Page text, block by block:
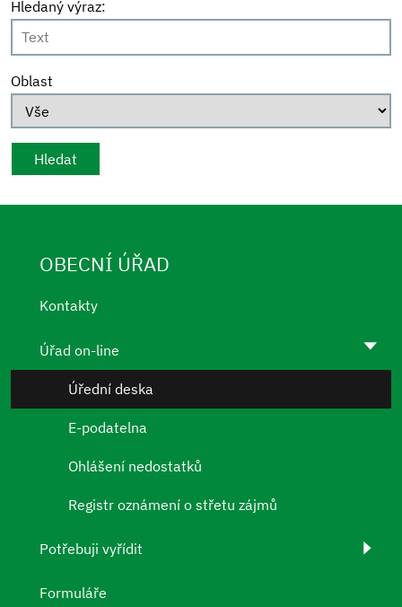
Hledaný výraz:
Oblast
OBECNÍ ÚŘAD
Kontakty
Úřad on-line
Úřední deska
E-podatelna
Ohlášení nedostatků
Registr oznámení o střetu zájmů
Potřebuji vyřídit
Formuláře